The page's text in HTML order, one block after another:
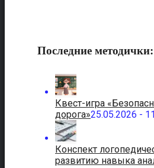
Последние методички:
Квест-игра
дорога»25.05.2026 -
Конспект
развитию навыка